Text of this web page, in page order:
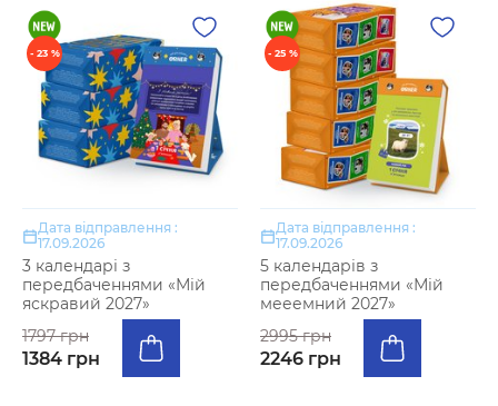
- 23 %
Дата відправлення :
17.09.2026
3 календарі з
передбаченнями «Мій
яскравий 2027»
1797 грн
1384 грн
- 25 %
Дата відправлення :
17.09.2026
5 календарів з
передбаченнями «Мій
мееемний 2027»
2995 грн
2246 грн